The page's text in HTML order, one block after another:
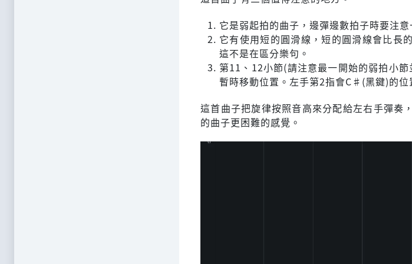
它是弱起拍的曲子，邊彈邊數拍子時要注意
它有使用短的圓滑線，短的圓滑線會比長
這不是在區分樂句。
第11、12小節(請注意最一開始的弱拍小
暫時移動位置。左手第2指會C♯(黑鍵)的位
這首曲子把旋律按照音高來分配給左右手彈奏
的曲子更困難的感覺。